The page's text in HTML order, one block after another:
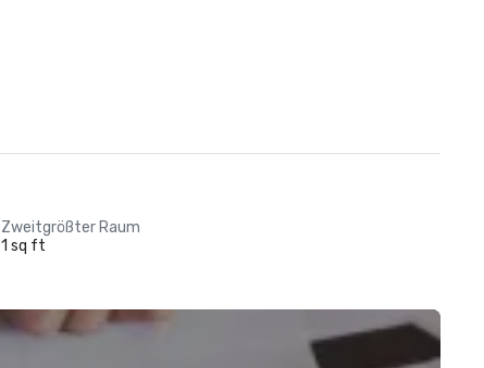
Zweitgrößter Raum
1 sq ft